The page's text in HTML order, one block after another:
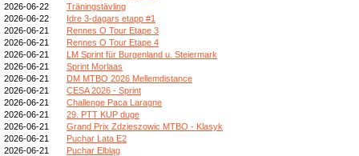
2026-06-22
Träningstävling
2026-06-22
Idre 3-dagars etapp #1
2026-06-21
Rennes O Tour Etape 3
2026-06-21
Rennes O Tour Etape 4
2026-06-21
LM Sprint für Burgenland u. Steiermark
2026-06-21
Sprint Morlaas
2026-06-21
DM MTBO 2026 Mellemdistance
2026-06-21
CESA 2026 - Sprint
2026-06-21
Challenge Paca Laragne
2026-06-21
29. PTT KUP duge
2026-06-21
Grand Prix Zdzieszowic MTBO - Klasyk
2026-06-21
Puchar Lata E2
2026-06-21
Puchar Elbląg